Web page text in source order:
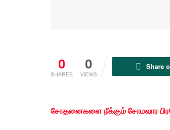
0
SHARES
0
VIEWS
Share
சோதனைகளை நீக்கும் சோமவார